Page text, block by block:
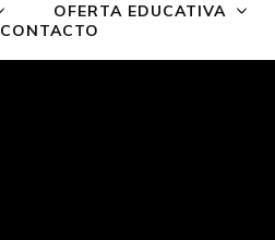
OFERTA EDUCATIVA
CONTACTO